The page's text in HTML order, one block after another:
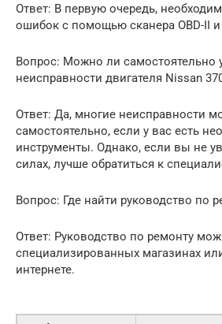
Ответ: В первую очередь,
ошибок с помощью сканера OBD-II
Вопрос: Можно ли самостоятельно
неисправности двигателя Nissan
Ответ: Да, многие неисправности
самостоятельно, если у вас есть
инструменты. Однако, если вы не
силах, лучше обратиться к
Вопрос: Где найти руководство по
Ответ: Руководство по ремонту
специализированных магазинах
интернете.